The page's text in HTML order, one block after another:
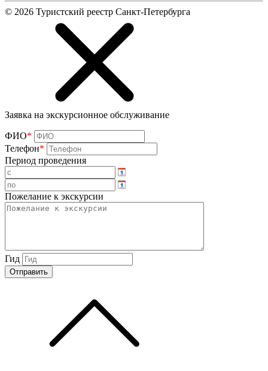
© 2026 Туристский реестр Санкт-Петербурга
Заявка на экскурсионное обслуживание
ФИО*
Телефон*
Период проведения
Пожелание к экскурсии
Гид